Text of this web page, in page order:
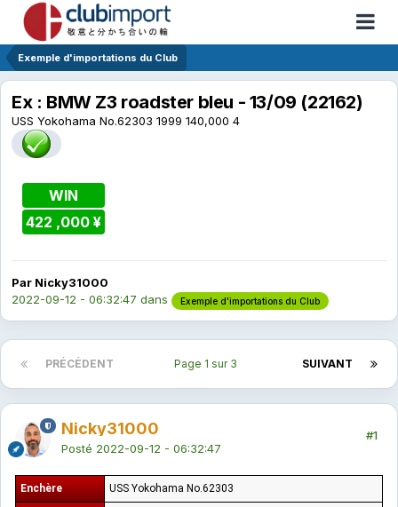
Exemple d'importations du Club
Ex : BMW Z3 roadster bleu - 13/09 (22162)
USS Yokohama No.62303 1999 140,000 4
WIN
422 ,000 ¥
Par Nicky31000
2022-09-12 - 06:32:47 dans Exemple d'importations du Club
PRÉCÉDENT SUIVANT
Page 1 sur 3
Nicky31000
Posté 2022-09-12 - 06:32:47
#1
Enchère USS Yokohama No.62303